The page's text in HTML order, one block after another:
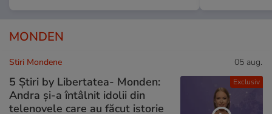
MONDEN
Exclusiv
Stiri Mondene 05 aug.
5 Știri by Libertatea- Monden:
Andra și-a întâlnit idolii din
telenovele care au făcut istorie